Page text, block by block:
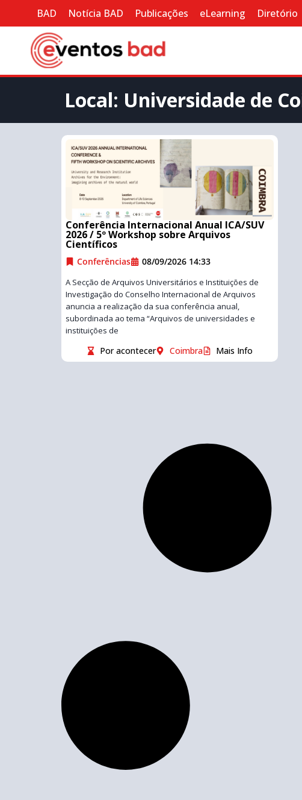
BAD Notícia BAD Publicações eLearning Diretório
Local: Universidade de
Conferência Internacional Anual ICA/SUV
2026 / 5º Workshop sobre Arquivos
Científicos
Conferências 08/09/2026 14:33
A Secção de Arquivos Universitários e Instituições de
Investigação do Conselho Internacional de Arquivos
anuncia a realização da sua conferência anual,
subordinada ao tema “Arquivos de universidades e
instituições de
Por acontecer Coimbra Mais Info